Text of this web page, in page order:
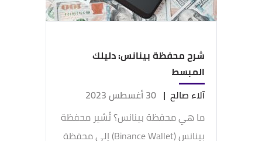
شرح محفظة بينانس: دليلك
المبسط
آلاء صالح | 30 أغسطس 2023
ما هي محفظة بينانس؟ تُشير محفظة
بينانس (Binance Wallet) إلى محفظة